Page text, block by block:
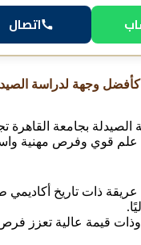
اتصال
كأفضل وجهة لدراسة
الصيدلة بجامعة القاهرة
علم قوي وفرص مهنية
ذات تاريخ
قيمة عالية تعزز